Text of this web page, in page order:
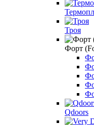
Троя
Форт
Qdoors